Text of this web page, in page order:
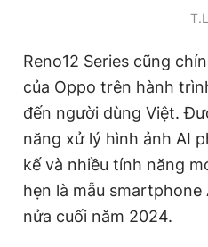
Đặt báo Quảng cáo RSS
Tổng biên tập: Nguyễn Ngọc
Phó tổng biên tập thường trực:
Phó tổng biên tập: Lâm Hiếu
Phó tổng biên tập: Trần Việt
Tổng thư ký tòa soạn: Đức Trung
Giấy phép xuất bản số 110/GP -
© 2003-2026 Bản quyền thuộc
T.L
Reno12 Series cũng
của Oppo trên hành
đến người dùng Việt.
năng xử lý hình ảnh AI
kế và nhiều tính năng
hẹn là mẫu
nửa cuối năm 2024.